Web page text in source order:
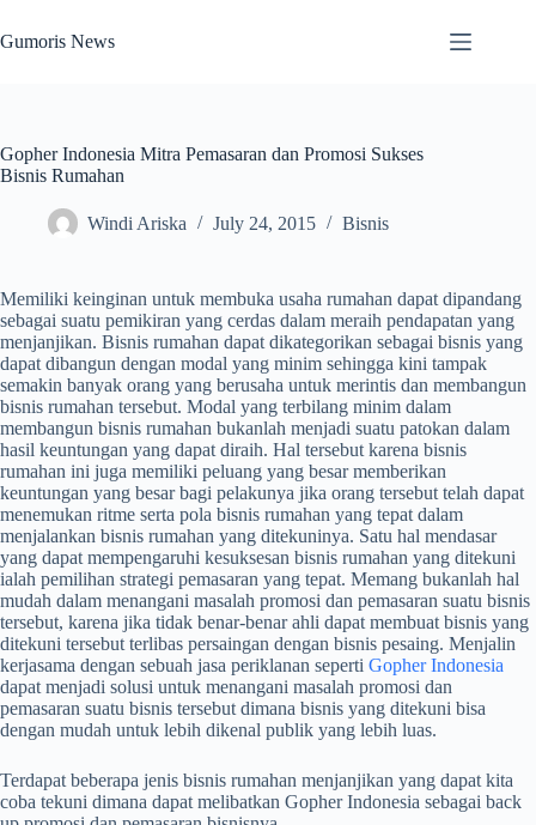
to
content
Gumoris News
Gopher Indonesia Mitra Pemasaran dan Promosi Sukses
Bisnis Rumahan
Windi Ariska July 24, 2015 Bisnis
Memiliki keinginan untuk membuka usaha rumahan dapat dipandang
sebagai suatu pemikiran yang cerdas dalam meraih pendapatan yang
menjanjikan. Bisnis rumahan dapat dikategorikan sebagai bisnis yang
dapat dibangun dengan modal yang minim sehingga kini tampak
semakin banyak orang yang berusaha untuk merintis dan membangun
bisnis rumahan tersebut. Modal yang terbilang minim dalam
membangun bisnis rumahan bukanlah menjadi suatu patokan dalam
hasil keuntungan yang dapat diraih. Hal tersebut karena bisnis
rumahan ini juga memiliki peluang yang besar memberikan
keuntungan yang besar bagi pelakunya jika orang tersebut telah dapat
menemukan ritme serta pola bisnis rumahan yang tepat dalam
menjalankan bisnis rumahan yang ditekuninya. Satu hal mendasar
yang dapat mempengaruhi kesuksesan bisnis rumahan yang ditekuni
ialah pemilihan strategi pemasaran yang tepat. Memang bukanlah hal
mudah dalam menangani masalah promosi dan pemasaran suatu bisnis
tersebut, karena jika tidak benar-benar ahli dapat membuat bisnis yang
ditekuni tersebut terlibas persaingan dengan bisnis pesaing. Menjalin
kerjasama dengan sebuah jasa periklanan seperti Gopher Indonesia
dapat menjadi solusi untuk menangani masalah promosi dan
pemasaran suatu bisnis tersebut dimana bisnis yang ditekuni bisa
dengan mudah untuk lebih dikenal publik yang lebih luas.
Terdapat beberapa jenis bisnis rumahan menjanjikan yang dapat kita
coba tekuni dimana dapat melibatkan Gopher Indonesia sebagai back